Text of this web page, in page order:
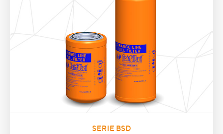
SERIE BSD